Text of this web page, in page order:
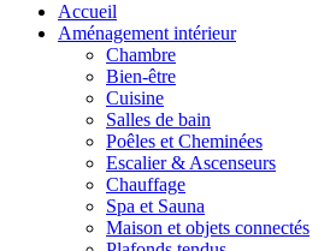
Accueil
Aménagement intérieur
Chambre
Bien-être
Cuisine
Salles de bain
Poêles et Cheminées
Escalier & Ascenseurs
Chauffage
Spa et Sauna
Maison et objets connectés